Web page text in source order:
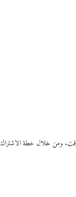
وقت. ومن خلال خطة الاشتراك